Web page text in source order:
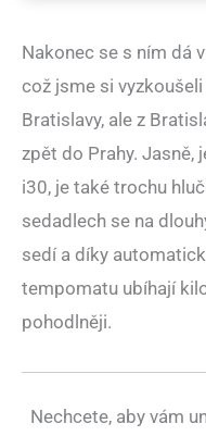
Nakonec se s ním dá
což jsme si
Bratislavy, ale z
zpět do Prahy. Jasně,
i30, je také trochu
sedadlech se na
sedí a díky
tempomatu ubíhají
pohodlněji.
Nechcete, aby vám